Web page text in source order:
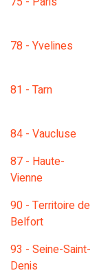
78 - Yvelines
81 - Tarn
84 - Vaucluse
87 - Haute-
Vienne
90 - Territoire de
Belfort
93 - Seine-Saint-
Denis